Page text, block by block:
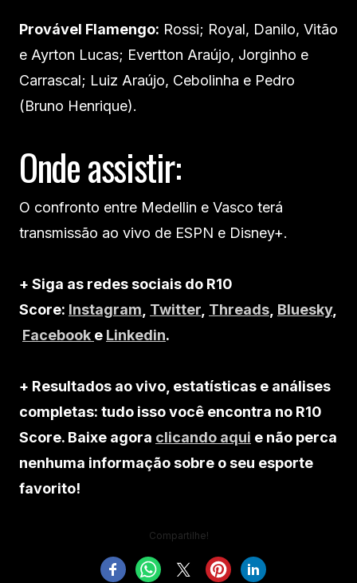
Provável Flamengo: Rossi; Royal, Danilo, Vitão
e Ayrton Lucas; Evertton Araújo, Jorginho e
Carrascal; Luiz Araújo, Cebolinha e Pedro
(Bruno Henrique).
Onde assistir:
O confronto entre Medellin e Vasco terá
transmissão ao vivo de ESPN e Disney+.
+ Siga as redes sociais do R10
Score: Instagram Twitter Threads Bluesky,
Facebook e Linkedin.
+ Resultados ao vivo, estatísticas e análises
completas: tudo isso você encontra no R10
Score. Baixe agora clicando aqui e não perca
nenhuma informação sobre o seu esporte
favorito!
Compartilhe!